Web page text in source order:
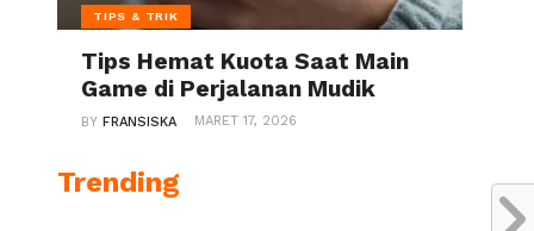
TIPS & TRIK
Tips Hemat Kuota Saat Main
Game di Perjalanan Mudik
BYFRANSISKA MARET 17, 2026
Trending